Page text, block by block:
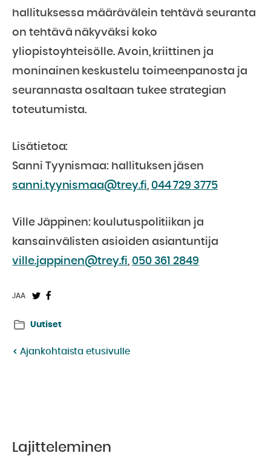
hallituksessa määrävälein tehtävä seuranta
on tehtävä näkyväksi koko
yliopistoyhteisölle. Avoin, kriittinen ja
moninainen keskustelu toimeenpanosta ja
seurannasta osaltaan tukee strategian
toteutumista.
Lisätietoa:
Sanni Tyynismaa: hallituksen jäsen
sanni.tyynismaa@trey.fi, 044 729 3775
Ville Jäppinen: koulutuspolitiikan ja
kansainvälisten asioiden asiantuntija
ville.jappinen@trey.fi, 050 361 2849
JAA
JaaJaa
Uutiset
Ajankohtaista etusivulle
Lajitteleminen